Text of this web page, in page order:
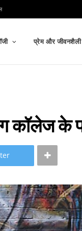
प्रेम और जीवनशैली
कॉलेज के